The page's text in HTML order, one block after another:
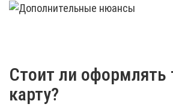
Стоит ли оформлять
карту?